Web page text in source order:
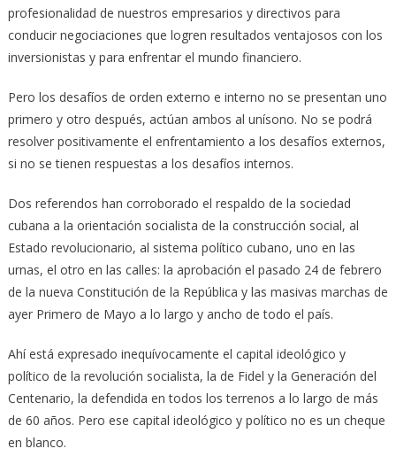
profesionalidad de nuestros empresarios y directivos para
conducir negociaciones que logren resultados ventajosos con los
inversionistas y para enfrentar el mundo financiero.
Pero los desafíos de orden externo e interno no se presentan uno
primero y otro después, actúan ambos al unísono. No se podrá
resolver positivamente el enfrentamiento a los desafíos externos,
si no se tienen respuestas a los desafíos internos.
Dos referendos han corroborado el respaldo de la sociedad
cubana a la orientación socialista de la construcción social, al
Estado revolucionario, al sistema político cubano, uno en las
urnas, el otro en las calles: la aprobación el pasado 24 de febrero
de la nueva Constitución de la República y las masivas marchas de
ayer Primero de Mayo a lo largo y ancho de todo el país.
Ahí está expresado inequívocamente el capital ideológico y
político de la revolución socialista, la de Fidel y la Generación del
Centenario, la defendida en todos los terrenos a lo largo de más
de 60 años. Pero ese capital ideológico y político no es un cheque
en blanco.